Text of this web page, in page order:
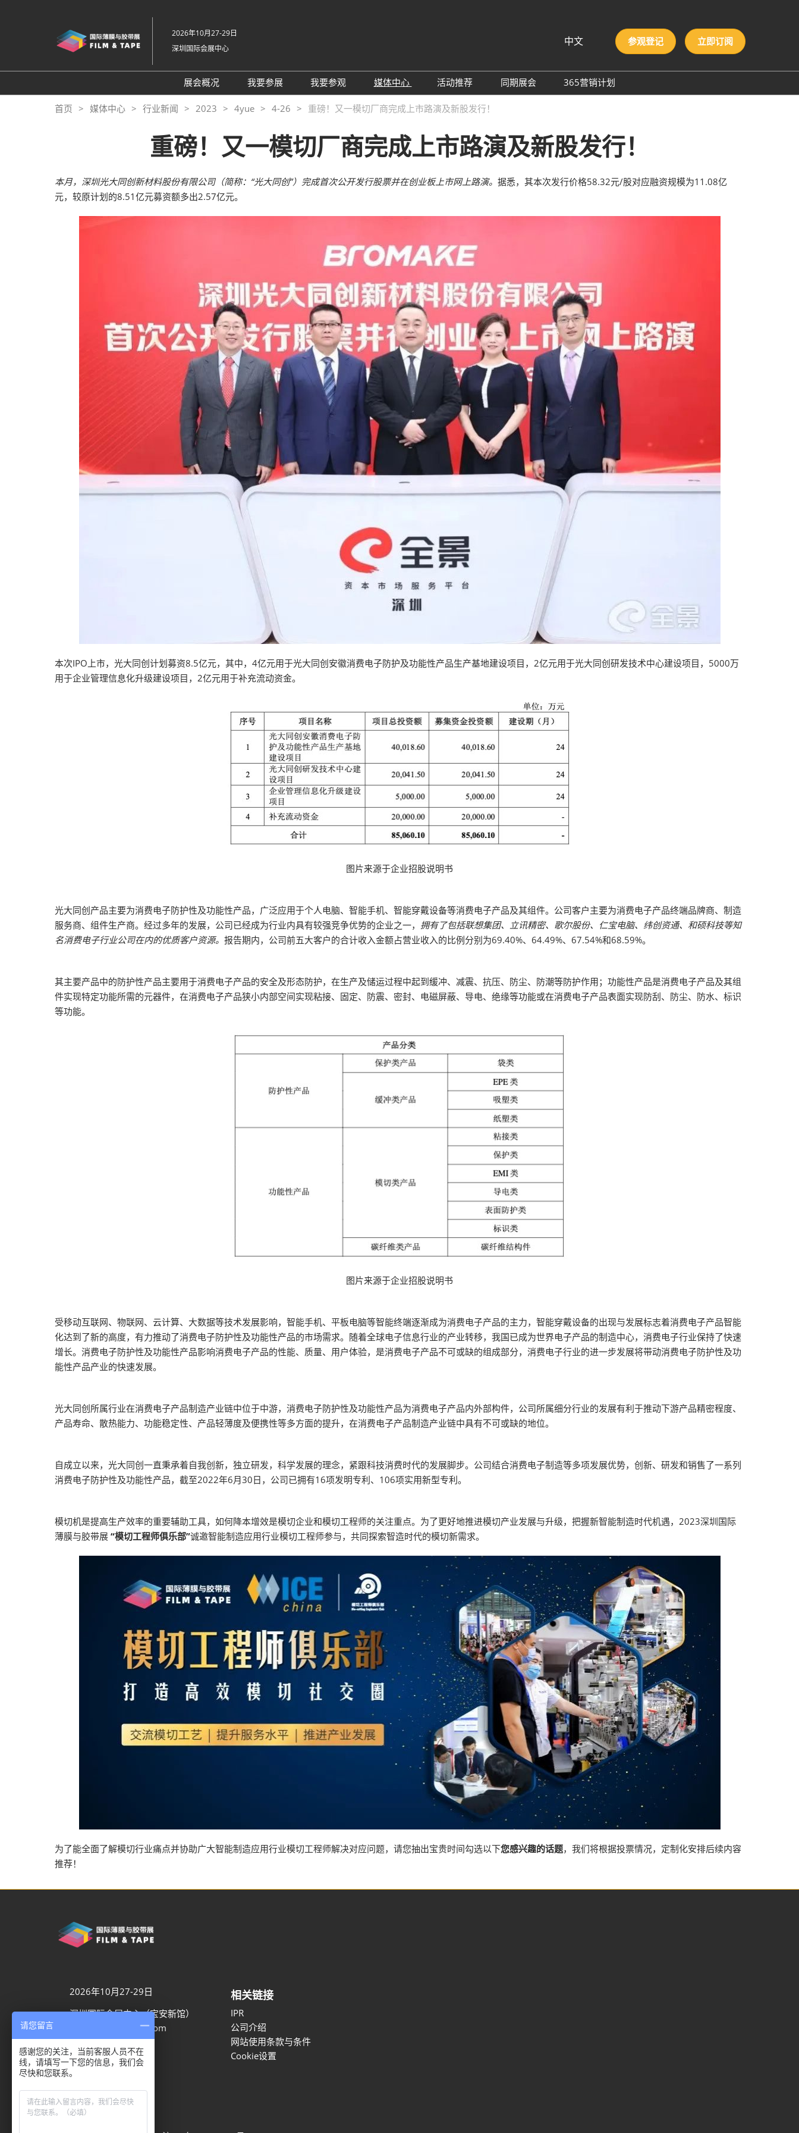
跳
转
容
2026年10月27-29日
深圳国际会展中心
中文
English
한국인
แบบไทย
Indonesia
参观登记 立即订阅
展会概况
展会概况
交通住宿
关于主办方
我要参展
展位预定
展商增值服务
重点观众
我要参观
参观预登记
展商名录
展商说
媒体中心
行业新闻
展商动态
订阅电邮
活动推荐
会议论坛
同期展会
国际高性能材料展
亚洲材料周
国际新材料新工艺及色彩展
365营销计划
首页 媒体中心 行业新闻 2023 4yue 4-26 重磅！又一模切厂商完成上市路演及新股发行！
重磅！又一模切厂商完成上市路演及新股发行！
本月，深圳光大同创新材料股份有限公司（简称：“光大同创”）完成首次公开发行股票并在创业板上市网上路演。 据悉，其本次发行价格58.32元/股对应融资规模为11.08亿
元，较原计划的8.51亿元募资额多出2.57亿元。
本次IPO上市，光大同创计划募资8.5亿元，其中，4亿元用于光大同创安徽消费电子防护及功能性产品生产基地建设项目，2亿元用于光大同创研发技术中心建设项目，5000万
用于企业管理信息化升级建设项目，2亿元用于补充流动资金。
图片来源于企业招股说明书
光大同创产品主要为消费电子防护性及功能性产品，广泛应用于个人电脑、智能手机、智能穿戴设备等消费电子产品及其组件。公司客户主要为消费电子产品终端品牌商、制造
服务商、组件生产商。经过多年的发展，公司已经成为行业内具有较强竞争优势的企业之一， 拥有了包括联想集团、立讯精密、歌尔股份、仁宝电脑、纬创资通、和硕科技等知
名消费电子行业公司在内的优质客户资源。 报告期内，公司前五大客户的合计收入金额占营业收入的比例分别为69.40%、64.49%、67.54%和68.59%。
其主要产品中的防护性产品主要用于消费电子产品的安全及形态防护，在生产及储运过程中起到缓冲、减震、抗压、防尘、防潮等防护作用；功能性产品是消费电子产品及其组
件实现特定功能所需的元器件，在消费电子产品狭小内部空间实现粘接、固定、防震、密封、电磁屏蔽、导电、绝缘等功能或在消费电子产品表面实现防刮、防尘、防水、标识
等功能。
图片来源于企业招股说明书
受移动互联网、物联网、云计算、大数据等技术发展影响，智能手机、平板电脑等智能终端逐渐成为消费电子产品的主力，智能穿戴设备的出现与发展标志着消费电子产品智能
化达到了新的高度，有力推动了消费电子防护性及功能性产品的市场需求。随着全球电子信息行业的产业转移，我国已成为世界电子产品的制造中心，消费电子行业保持了快速
增长。消费电子防护性及功能性产品影响消费电子产品的性能、质量、用户体验，是消费电子产品不可或缺的组成部分，消费电子行业的进一步发展将带动消费电子防护性及功
能性产品产业的快速发展。
光大同创所属行业在消费电子产品制造产业链中位于中游，消费电子防护性及功能性产品为消费电子产品内外部构件，公司所属细分行业的发展有利于推动下游产品精密程度、
产品寿命、散热能力、功能稳定性、产品轻薄度及便携性等多方面的提升，在消费电子产品制造产业链中具有不可或缺的地位。
自成立以来，光大同创一直秉承着自我创新，独立研发，科学发展的理念，紧跟科技消费时代的发展脚步。公司结合消费电子制造等多项发展优势，创新、研发和销售了一系列
消费电子防护性及功能性产品，截至2022年6月30日，公司已拥有16项发明专利、106项实用新型专利。
模切机是提高生产效率的重要辅助工具，如何降本增效是模切企业和模切工程师的关注重点。为了更好地推进模切产业发展与升级，把握新智能制造时代机遇，2023深圳国际
薄膜与胶带展 “模切工程师俱乐部”诚邀智能制造应用行业模切工程师参与，共同探索智造时代的模切新需求。
为了能全面了解模切行业痛点并协助广大智能制造应用行业模切工程师解决对应问题，请您抽出宝贵时间勾选以下您感兴趣的话题，我们将根据投票情况，定制化安排后续内容
推荐！
2026年10月27-29日
深圳国际会展中心（宝安新馆）
aaron.ye@rxglobal.com
021-2231 7259
相关链接
IPR
公司介绍
网站使用条款与条件
Cookie设置
隐私选项
隐私政策 Cookie政策
展会信息
请您留言
感谢您的关注，当前客服人员不在
线，请填写一下您的信息，我们会
尽快和您联系。